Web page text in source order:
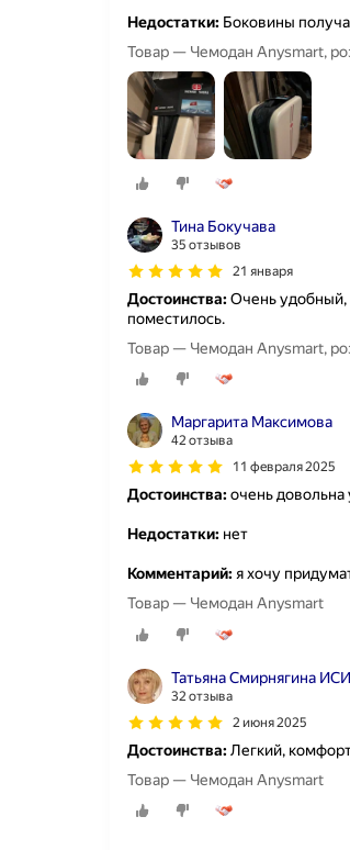
Недостатки: Боковины
Товар — Чемодан Anysmart,
Тина Бокучава
35 отзывов
21 января
Достоинства:Очень удобный,
поместилось.
Товар — Чемодан Anysmart,
Маргарита Максимова
42 отзыва
11 февраля 2025
Достоинства:очень
Недостатки: нет
Комментарий:я хочу
Товар — Чемодан Anysmart
Татьяна Смирнягина ИСИ
32 отзыва
2 июня 2025
Достоинства:Легкий,
Товар — Чемодан Anysmart